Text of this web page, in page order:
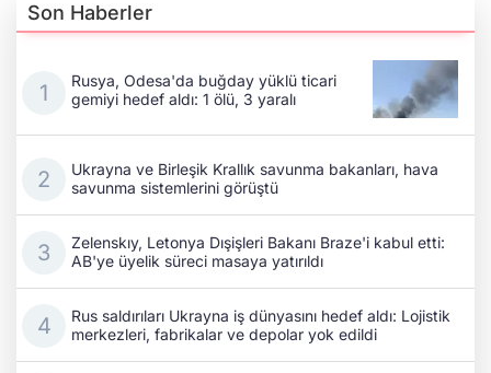
Son Haberler
Rusya, Odesa'da buğday yüklü ticari
gemiyi hedef aldı: 1 ölü, 3 yaralı
Ukrayna ve Birleşik Krallık savunma bakanları, hava
savunma sistemlerini görüştü
Zelenskıy, Letonya Dışişleri Bakanı Braze'i kabul etti:
AB'ye üyelik süreci masaya yatırıldı
Rus saldırıları Ukrayna iş dünyasını hedef aldı: Lojistik
merkezleri, fabrikalar ve depolar yok edildi